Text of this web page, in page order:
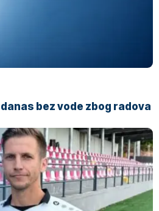
bez vode zbog radova